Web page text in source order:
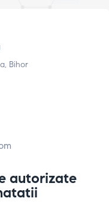
Bihor
autorizate